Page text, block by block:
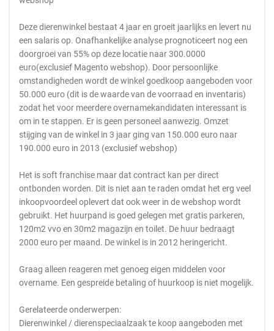
Deze dierenwinkel bestaat 4 jaar en groeit jaarlijks en levert nu
een salaris op. Onafhankelijke analyse prognoticeert nog een
doorgroei van 55% op deze locatie naar 300.0000
euro(exclusief Magento webshop). Door persoonlijke
omstandigheden wordt de winkel goedkoop aangeboden voor
50.000 euro (dit is de waarde van de voorraad en inventaris)
zodat het voor meerdere overnamekandidaten interessant is
om in te stappen. Er is geen personeel aanwezig. Omzet
stijging van de winkel in 3 jaar ging van 150.000 euro naar
190.000 euro in 2013 (exclusief webshop)
Het is soft franchise maar dat contract kan per direct
ontbonden worden. Dit is niet aan te raden omdat het erg veel
inkoopvoordeel oplevert dat ook weer in de webshop wordt
gebruikt. Het huurpand is goed gelegen met gratis parkeren,
120m2 vvo en 30m2 magazijn en toilet. De huur bedraagt
2000 euro per maand. De winkel is in 2012 heringericht.
Graag alleen reageren met genoeg eigen middelen voor
overname. Een gespreide betaling of huurkoop is niet mogelijk.
Gerelateerde onderwerpen:
Dierenwinkel / dierenspeciaalzaak te koop aangeboden met